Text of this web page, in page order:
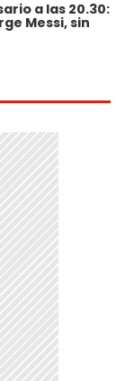
a las 20.30:
Messi, sin